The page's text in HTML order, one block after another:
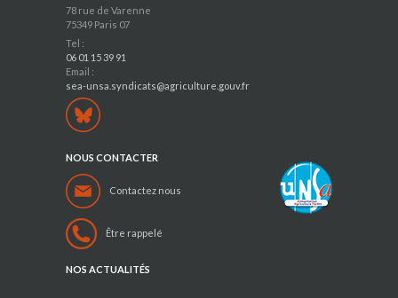
78 rue de Varenne
75349 Paris 07
Tel :
06 01 15 39 91
Email :
sea-unsa.syndicats@agriculture.gouv.fr
NOUS CONTACTER
Contactez nous
Être rappelé
NOS ACTUALITÉS